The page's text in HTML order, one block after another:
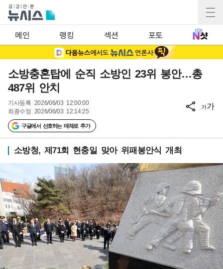
메인 랭킹 섹션 포토
소방충혼탑에 순직 소방인 23위 봉안…총
487위 안치
기사등록 2026/06/03 12:00:00
최종수정 2026/06/03 12:14:25
구글에서 선호하는 매체로 추가
가가
소방청, 제71회 현충일 맞아 위패봉안식 개최